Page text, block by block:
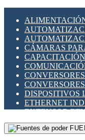
SENSORES
VARIACS
VARIADORES
MAQUINARIA
ILUMINACIÓN
INTERFACES
OTROS RELÉS
PROTECCIÓN
RELÉS
RELÉS DE
RELÉS DE
RELÉS
RELÉS
SENSORES
CÁMARAS
DISPOSITIVOS
ETHERNET
EXTENSOR
GATEWAY
GESTIÓN DE